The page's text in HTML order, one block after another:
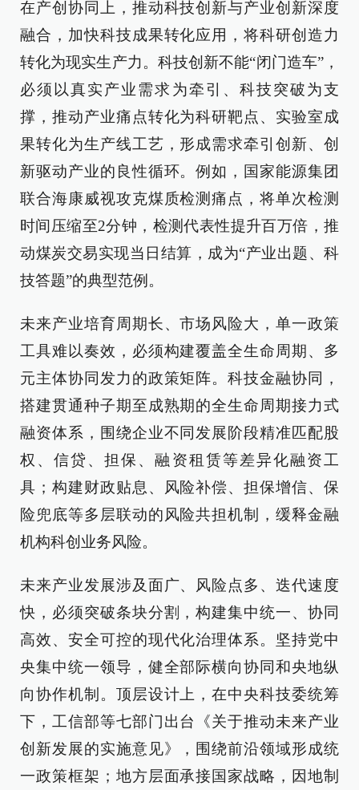
在产创协同上，推动科技创新与产业创新深度
融合，加快科技成果转化应用，将科研创造力
转化为现实生产力。科技创新不能“闭门造车”，
必须以真实产业需求为牵引、科技突破为支
撑，推动产业痛点转化为科研靶点、实验室成
果转化为生产线工艺，形成需求牵引创新、创
新驱动产业的良性循环。例如，国家能源集团
联合海康威视攻克煤质检测痛点，将单次检测
时间压缩至2分钟，检测代表性提升百万倍，推
动煤炭交易实现当日结算，成为“产业出题、科
技答题”的典型范例。
未来产业培育周期长、市场风险大，单一政策
工具难以奏效，必须构建覆盖全生命周期、多
元主体协同发力的政策矩阵。科技金融协同，
搭建贯通种子期至成熟期的全生命周期接力式
融资体系，围绕企业不同发展阶段精准匹配股
权、信贷、担保、融资租赁等差异化融资工
具；构建财政贴息、风险补偿、担保增信、保
险兜底等多层联动的风险共担机制，缓释金融
机构科创业务风险。
未来产业发展涉及面广、风险点多、迭代速度
快，必须突破条块分割，构建集中统一、协同
高效、安全可控的现代化治理体系。坚持党中
央集中统一领导，健全部际横向协同和央地纵
向协作机制。顶层设计上，在中央科技委统筹
下，工信部等七部门出台《关于推动未来产业
创新发展的实施意见》，围绕前沿领域形成统
一政策框架；地方层面承接国家战略，因地制